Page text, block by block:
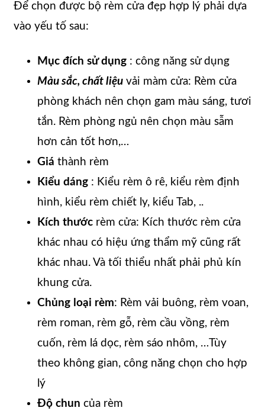
Để chọn được bộ rèm cửa đẹp hợp lý phải dựa
vào yếu tố sau:
Mục đích sử dụng : công năng sử dụng
Màu sắc, chất liệu vải màm cửa: Rèm cửa
phòng khách nên chọn gam màu sáng, tươi
tắn. Rèm phòng ngủ nên chọn màu sẫm
hơn cản tốt hơn,…
Giá thành rèm
Kiểu dáng : Kiểu rèm ô rê, kiểu rèm định
hình, kiểu rèm chiết ly, kiểu Tab, ..
Kích thước rèm cửa: Kích thước rèm cửa
khác nhau có hiệu ứng thẩm mỹ cũng rất
khác nhau. Và tối thiểu nhất phải phủ kín
khung cửa.
Chủng loại rèm: Rèm vải buông, rèm voan,
rèm roman, rèm gỗ, rèm cầu vồng, rèm
cuốn, rèm lá dọc, rèm sáo nhôm, …Tùy
theo không gian, công năng chọn cho hợp
lý
Độ chun của rèm